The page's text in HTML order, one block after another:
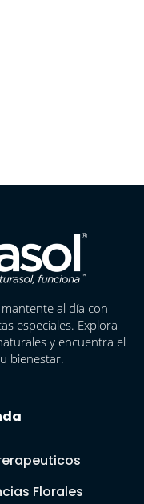
al día con
especiales. Explora
y encuentra el
bienestar.
Florales